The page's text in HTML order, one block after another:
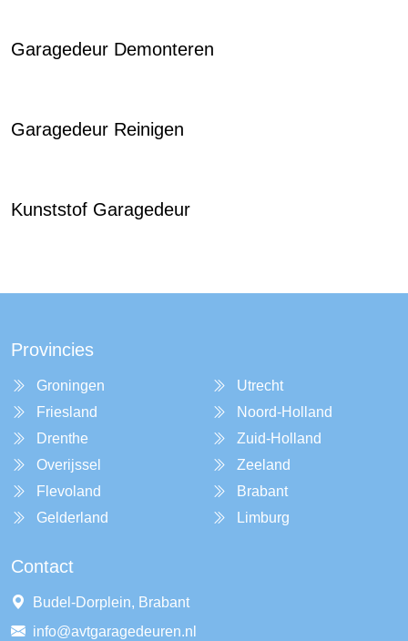
Garagedeur Demonteren
Garagedeur Reinigen
Kunststof Garagedeur
Provincies
Groningen
Friesland
Drenthe
Overijssel
Flevoland
Gelderland
Utrecht
Noord-Holland
Zuid-Holland
Zeeland
Brabant
Limburg
Contact
Budel-Dorplein, Brabant
info@avtgaragedeuren.nl